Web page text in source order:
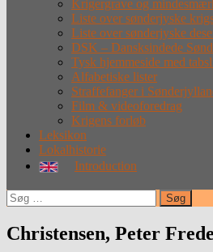
Krigergrave og
Liste over sønderjyske
Liste over sønderjyske
DSK – Dansksindede
Tysk hjemmeside med
Alfabetiske lister
Straffefanger i
Film & videoforedrag
Krigens forløb
Leksikon
Lokalhistorie
Introduction
Søg
efter:
Christensen, Peter